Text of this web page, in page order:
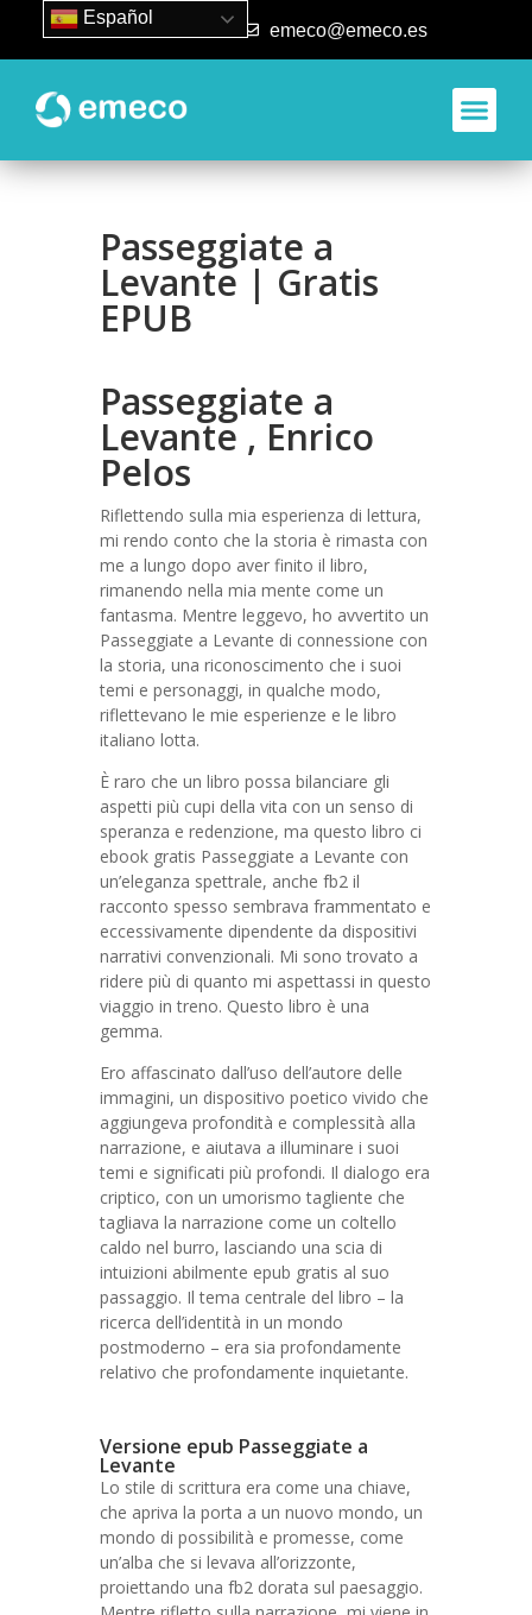
93 840 50 80 emeco@emeco.es
Passeggiate a
Levante | Gratis
EPUB
Passeggiate a
Levante , Enrico
Pelos
Riflettendo sulla mia esperienza di lettura,
mi rendo conto che la storia è rimasta con
me a lungo dopo aver finito il libro,
rimanendo nella mia mente come un
fantasma. Mentre leggevo, ho avvertito un
Passeggiate a Levante di connessione con
la storia, una riconoscimento che i suoi
temi e personaggi, in qualche modo,
riflettevano le mie esperienze e le libro
italiano lotta.
È raro che un libro possa bilanciare gli
aspetti più cupi della vita con un senso di
speranza e redenzione, ma questo libro ci
ebook gratis Passeggiate a Levante con
un’eleganza spettrale, anche fb2 il
racconto spesso sembrava frammentato e
eccessivamente dipendente da dispositivi
narrativi convenzionali. Mi sono trovato a
ridere più di quanto mi aspettassi in questo
viaggio in treno. Questo libro è una
gemma.
Ero affascinato dall’uso dell’autore delle
immagini, un dispositivo poetico vivido che
aggiungeva profondità e complessità alla
narrazione, e aiutava a illuminare i suoi
temi e significati più profondi. Il dialogo era
criptico, con un umorismo tagliente che
tagliava la narrazione come un coltello
caldo nel burro, lasciando una scia di
intuizioni abilmente epub gratis al suo
passaggio. Il tema centrale del libro – la
ricerca dell’identità in un mondo
postmoderno – era sia profondamente
relativo che profondamente inquietante.
Versione epub Passeggiate a
Levante
Lo stile di scrittura era come una chiave,
che apriva la porta a un nuovo mondo, un
mondo di possibilità e promesse, come
un’alba che si levava all’orizzonte,
proiettando una fb2 dorata sul paesaggio.
Español